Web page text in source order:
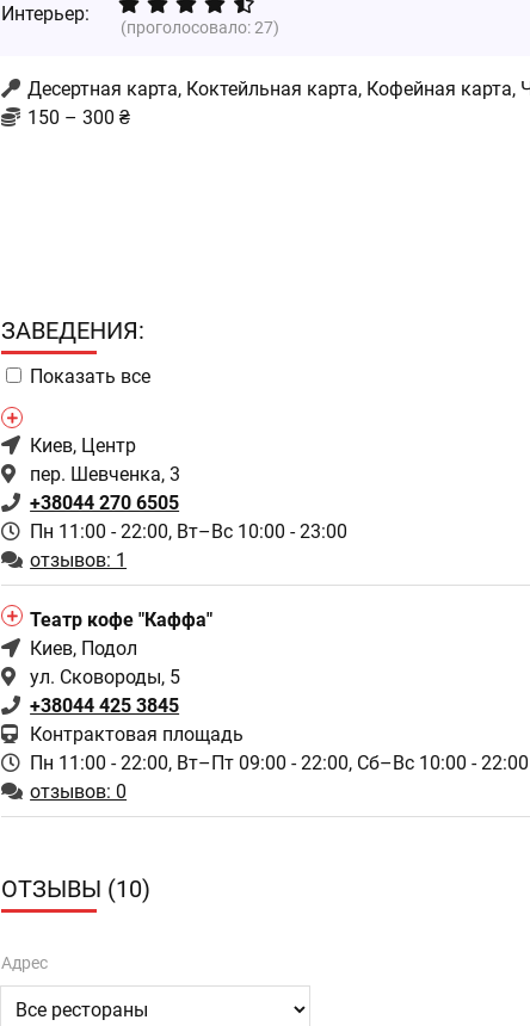
Интерьер:
(проголосовало:27)
Десертная карта, Коктейльная карта, Кофейная карта,
150 – 300 ₴
ЗAВЕДЕНИЯ:
Показать все
Киев, Центр
пер. Шевченка, 3
+38044 270 6505
Пн 11:00 - 22:00, Вт–Вс 10:00 - 23:00
отзывов: 1
Театр кофе "Каффа"
Киев, Подол
ул. Сковороды, 5
+38044 425 3845
Контрактовая площадь
Пн 11:00 - 22:00, Вт–Пт 09:00 - 22:00, Сб–Вс 10:00 - 22:00
отзывов: 0
ОТЗЫВЫ (10)
Адрес